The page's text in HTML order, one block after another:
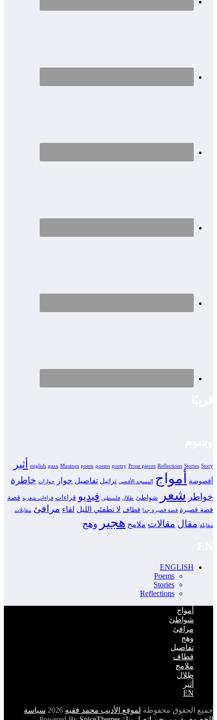
english gaza Musings poem poems poetry Prose pieces Reflections Stories Story أثير
أقصوصة أمواج المسجد الأقصى تراتيل تفاصيل حوار حوارات خاطرة
خواطر شعر شواطئ ظلال فلسطين فيديو قراءات قراءات شعرية قصة
قصة قصيرة قصة قصيرة جدا قطاف لا تطفئي الليل لقاء مرافئ مقابلات
مقابلة مقال مقالات ملامح هجير وهج
ENGLISH
Poems
Stories
Reflections
أمواج
شواطئ
مرافئ
وهج
تفاصيل
قطاف
ملامح
ظِلال
أثير
EN
جميع الحقوق محفوظة لموقع الأديب محمد فقيه
سياسة